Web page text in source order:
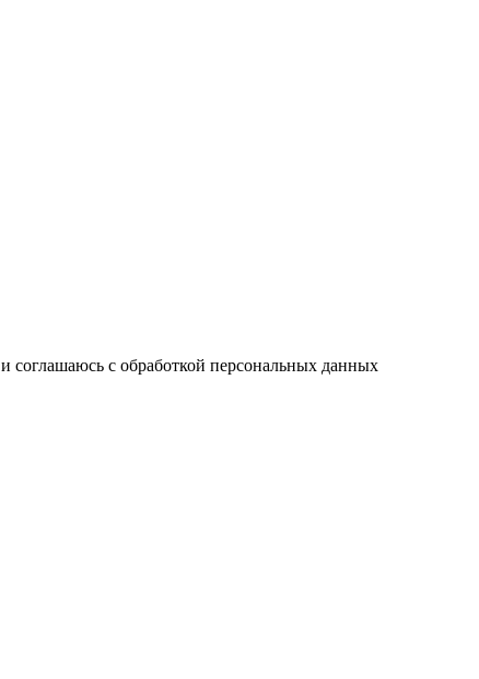
и соглашаюсь с обработкой персональных данных